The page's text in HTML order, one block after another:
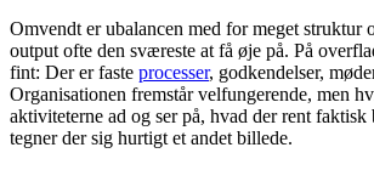
Omvendt er ubalancen med for meget struktur
output ofte den sværeste at få øje på. På
fint: Der er faste processer, godkendelser,
Organisationen fremstår velfungerende, men
aktiviteterne ad og ser på, hvad der rent
tegner der sig hurtigt et andet billede.